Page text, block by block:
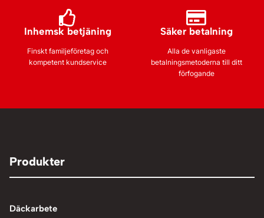
Inhemsk betjäning
Finskt familjeföretag och
kompetent kundservice
Säker betalning
Alla de vanligaste
betalningsmetoderna till ditt
förfogande
Produkter
Däckarbete